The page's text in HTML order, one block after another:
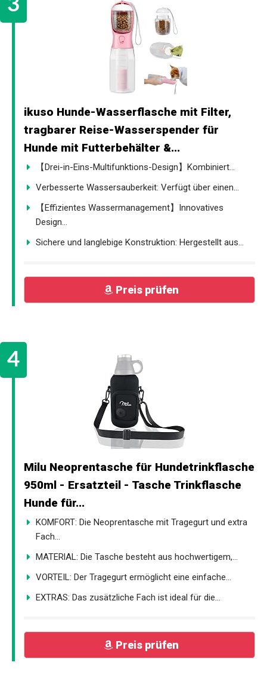
ikuso Hunde-Wasserflasche mit Filter,
tragbarer Reise-Wasserspender für
Hunde mit Futterbehälter &...
【Drei-in-Eins-Multifunktions-Design】Kombiniert...
Verbesserte Wassersauberkeit: Verfügt über einen...
【Effizientes Wassermanagement】Innovatives
Design...
Sichere und langlebige Konstruktion: Hergestellt aus...
Preis prüfen
Milu Neoprentasche für Hundetrinkflasche
950ml - Ersatzteil - Tasche Trinkflasche
Hunde für...
KOMFORT: Die Neoprentasche mit Tragegurt und extra
Fach...
MATERlAL: Die Tasche besteht aus hochwertigem,...
VORTEIL: Der Tragegurt ermöglicht eine einfache...
EXTRAS: Das zusätzliche Fach ist ideal für die...
Preis prüfen